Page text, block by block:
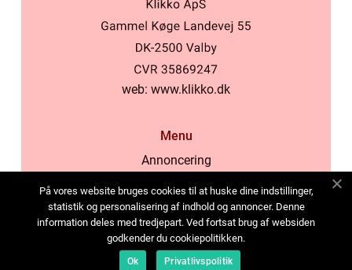
web: www.klikko.dk
Menu
Annoncering
Cookies
Kontakt os
Sitemap
På vores website bruges cookies til at huske dine indstillinger,
statistik og personalisering af indhold og annoncer. Denne
information deles med tredjepart. Ved fortsat brug af websiden
godkender du cookiepolitikken.
Ok Privatlivspolitik